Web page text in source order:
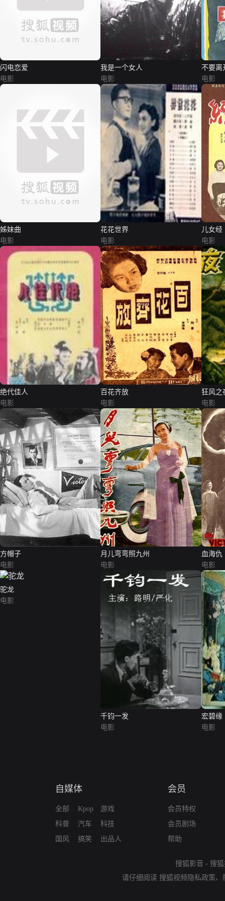
闪电恋爱
电影
我是一个女人
电影
不要离
电影
姊妹曲
电影
花花世界
电影
儿女经
电影
绝代佳人
电影
百花齐放
电影
狂风之
电影
方帽子
电影
月儿弯弯照九州
电影
血海仇
电影
驼龙
电影
千钧一发
电影
宏碧缘
电影
自媒体
全部
科普
国风
Kpop
汽车
搞笑
游戏
科技
出品人
会员
会员特权
会员剧场
帮助
搜狐影音 - 搜
请仔细阅读 搜狐视频隐私政策、